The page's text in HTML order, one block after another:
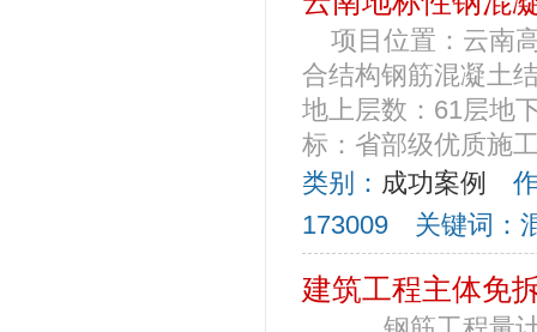
项目位置：云南
合结构钢筋混凝土
地上层数：61层地
标：省部级优质施
类别： 成功案例
作
173009 关键词：
建筑工程主体免